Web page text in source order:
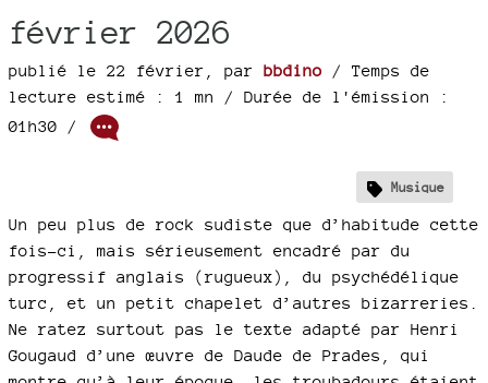
février 2026
publié le 22 février par bbdino / Temps de
lecture estimé : 1 mn / Durée de l'émission :
01h30 /
Musique
Un peu plus de rock sudiste que d’habitude cette
fois-ci, mais sérieusement encadré par du
progressif anglais (rugueux), du psychédélique
turc, et un petit chapelet d’autres bizarreries.
Ne ratez surtout pas le texte adapté par Henri
Gougaud d’une œuvre de Daude de Prades, qui